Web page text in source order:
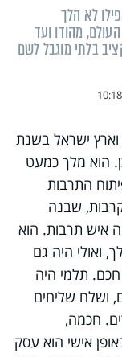
לא הלך
מהודו ועד
בלתי מוגבל לשם
10:18
ישראל בשנת
הוא מלך כמעט
התרבות
שבנה
איש תרבות. הוא
ואולי היה גם
חכם. תלמי היה
ושלח שליחים
חכמה,
אישי הוא עסק